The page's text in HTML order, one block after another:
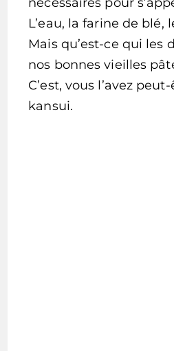
L’eau, la farine de blé,
Mais qu’est-ce qui les
nos bonnes vieilles
C’est, vous l’avez
kansui.